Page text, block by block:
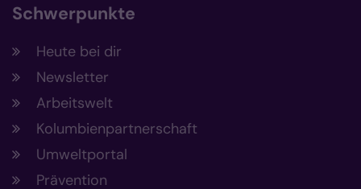
Schwerpunkte
Heute bei dir
Newsletter
Arbeitswelt
Kolumbienpartnerschaft
Umweltportal
Prävention